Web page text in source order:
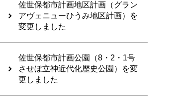
佐世保都市計画地区計画（グラン
アヴェニューひうみ地区計画）を
変更しました
佐世保都市計画公園（8・2・1号
させぼ立神近代化歴史公園）を変
更しました